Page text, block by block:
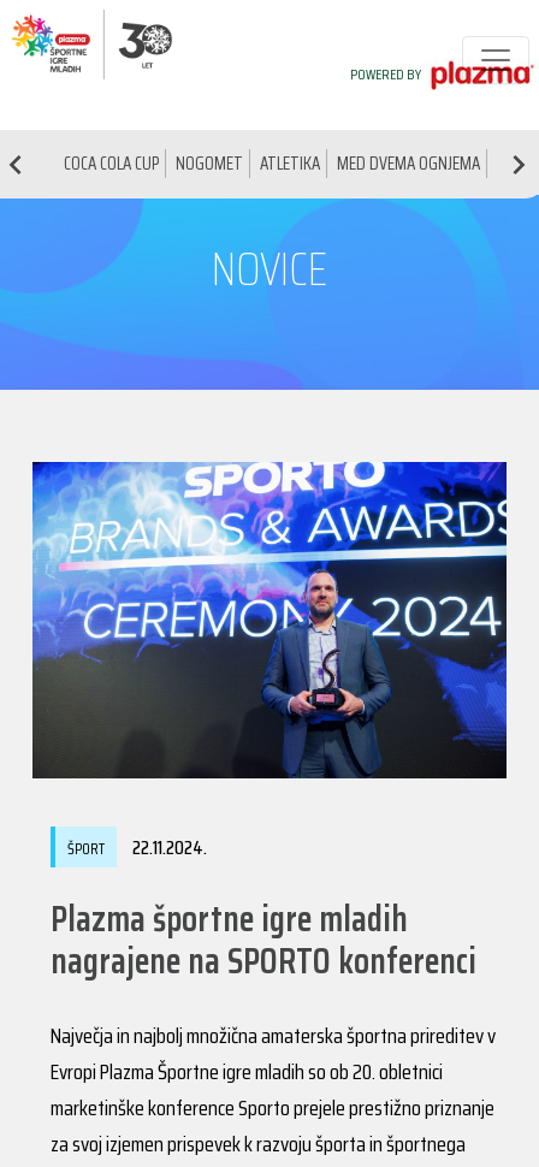
COCA COLA CUP NOGOMET ATLETIKA MED DVEMA OGNJEMA
POWERED BY
NOVICE
ŠPORT 22.11.2024.
Plazma športne igre mladih
nagrajene na SPORTO konferenci
Največja in najbolj množična amaterska športna prireditev v
Evropi Plazma Športne igre mladih so ob 20. obletnici
marketinške konference Sporto prejele prestižno priznanje
za svoj izjemen prispevek k razvoju športa in športnega